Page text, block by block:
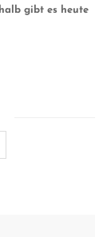
gibt es heute